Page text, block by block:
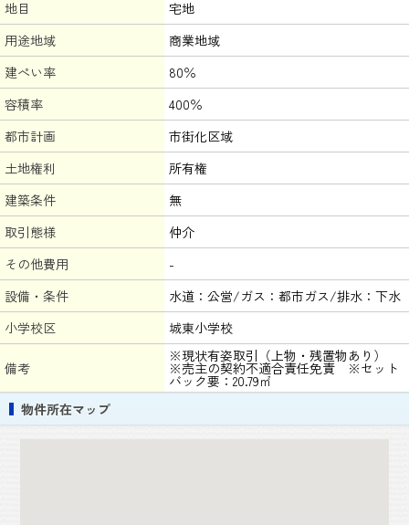
地目
宅地
用途地域
商業地域
建ぺい率
80％
容積率
400％
都市計画
市街化区域
土地権利
所有権
建築条件
無
取引態様
仲介
その他費用
-
設備・条件
水道：公営/ガス：都市ガス/排水：下水
小学校区
城東小学校
備考
※現状有姿取引（上物・残置物あり）
※売主の契約不適合責任免責 ※セット
バック要：20.79㎡
物件所在マップ